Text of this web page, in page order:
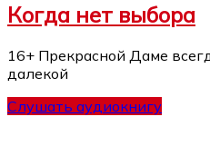
Когда нет выбора
16+ Прекрасной Даме
далекой
Слушать аудиокнигу